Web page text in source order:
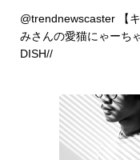
@trendnewscaster【
みさんの愛猫にゃー
DISH//